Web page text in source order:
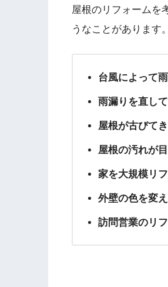
屋根のリフォームを
うなことがあります。
台風によって
雨漏りを直し
屋根が古びて
屋根の汚れが
家を大規模リ
外壁の色を変
訪問営業のリ